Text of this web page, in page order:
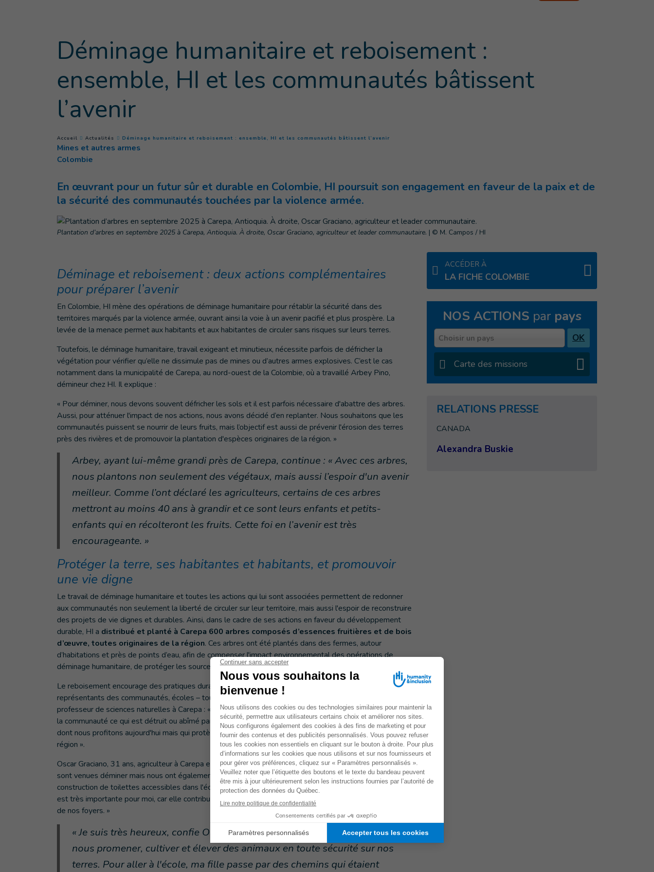
Déminage humanitaire et reboisement :
ensemble, HI et les communautés bâtissent
l’avenir
You are here :
Accueil Actualités Déminage humanitaire et reboisement : ensemble, HI et les communautés bâtissent l’avenir
Mines et autres armes
Colombie
En œuvrant pour un futur sûr et durable en Colombie, HI poursuit son engagement en faveur de la paix et de
la sécurité des communautés touchées par la violence armée.
Plantation d’arbres en septembre 2025 à Carepa, Antioquia. À droite, Oscar Graciano, agriculteur et leader communautaire. | © M. Campos / HI
Déminage et reboisement : deux actions complémentaires
pour préparer l’avenir
En Colombie, HI mène des opérations de déminage humanitaire pour rétablir la sécurité dans des
territoires marqués par la violence armée, ouvrant ainsi la voie à un avenir pacifié et plus prospère. La
levée de la menace permet aux habitants et aux habitantes de circuler sans risques sur leurs terres.
Toutefois, le déminage humanitaire, travail exigeant et minutieux, nécessite parfois de défricher la
végétation pour vérifier qu’elle ne dissimule pas de mines ou d’autres armes explosives. C’est le cas
notamment dans la municipalité de Carepa, au nord-ouest de la Colombie, où a travaillé Arbey Pino,
démineur chez HI. Il explique :
« Pour déminer, nous devons souvent défricher les sols et il est parfois nécessaire d'abattre des arbres.
Aussi, pour atténuer l'impact de nos actions, nous avons décidé d’en replanter. Nous souhaitons que les
communautés puissent se nourrir de leurs fruits, mais l’objectif est aussi de prévenir l'érosion des terres
près des rivières et de promouvoir la plantation d'espèces originaires de la région. »
Arbey, ayant lui-même grandi près de Carepa, continue : « Avec ces arbres,
nous plantons non seulement des végétaux, mais aussi l’espoir d'un avenir
meilleur. Comme l’ont déclaré les agriculteurs, certains de ces arbres
mettront au moins 40 ans à grandir et ce sont leurs enfants et petits-
enfants qui en récolteront les fruits. Cette foi en l’avenir est très
encourageante. »
Protéger la terre, ses habitantes et habitants, et promouvoir
une vie digne
Le travail de déminage humanitaire et toutes les actions qui lui sont associées permettent de redonner
aux communautés non seulement la liberté de circuler sur leur territoire, mais aussi l'espoir de reconstruire
des projets de vie dignes et durables. Ainsi, dans le cadre de ses actions en faveur du développement
durable, HI a distribué et planté à Carepa 600 arbres composés d’essences fruitières et de bois
d’œuvre, toutes originaires de la région. Ces arbres ont été plantés dans des fermes, autour
d’habitations et près de points d’eau, afin de compenser l'impact environnemental des opérations de
déminage humanitaire, de protéger les sources et de renforcer la sécurité alimentaire des communautés.
Le reboisement encourage des pratiques durables pour le bien-être collectif : familles paysannes,
représentants des communautés, écoles – tous et toutes ont été impliqués. Comme l’explique Wilfred,
professeur de sciences naturelles à Carepa : « Avec les enfants, nous plantons des arbres pour rendre à
la communauté ce qui est détruit ou abîmé par les nombreuses années de conflit. Ce sont des actions
dont nous profitons aujourd'hui mais qui protègent également l'eau, l'oxygène et l'avenir de toute la
région ».
Oscar Graciano, 31 ans, agriculteur à Carepa et leader communautaire, se réjouit : « Les équipes de HI
sont venues déminer mais nous ont également aidés dans la réalisation d’autres projets, tels que la
construction de toilettes accessibles dans l'école du village. La plantation d'arbres qui a lieu aujourd’hui
est très importante pour moi, car elle contribue non seulement au reboisement, mais aussi à la durabilité
de nos foyers. »
« Je suis très heureux, confie Oscar, car grâce à HI nous pouvons désormais
nous promener, cultiver et élever des animaux en toute sécurité sur nos
terres. Pour aller à l'école, ma fille passe par des chemins qui étaient
ACCÉDER À
LA FICHE COLOMBIE
NOS ACTIONS par pays
PaysChoisir un pays OK
Carte des missions
RELATIONS PRESSE
CANADA
Alexandra Buskie